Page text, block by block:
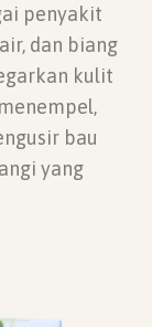
penyakit
dan biang
kulit
bau
yang